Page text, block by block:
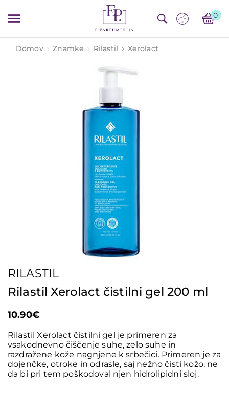
0
Domov Znamke Rilastil Xerolact
RILASTIL
Rilastil Xerolact čistilni gel 200 ml
10.90€
Rilastil Xerolact čistilni gel je primeren za
vsakodnevno čiščenje suhe, zelo suhe in
razdražene kože nagnjene k srbečici. Primeren je za
dojenčke, otroke in odrasle, saj nežno čisti kožo, ne
da bi pri tem poškodoval njen hidrolipidni sloj.